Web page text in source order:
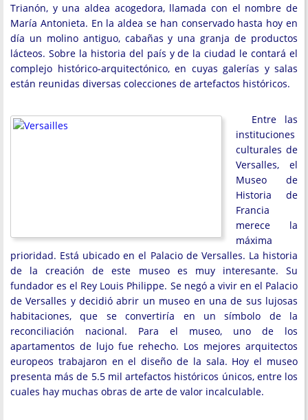
Trianón, y una aldea acogedora, llamada con el nombre de
María Antonieta. En la aldea se han conservado hasta hoy en
día un molino antiguo, cabañas y una granja de productos
lácteos. Sobre la historia del país y de la ciudad le contará el
complejo histórico-arquitectónico, en cuyas galerías y salas
están reunidas diversas colecciones de artefactos históricos.
Entre las
instituciones
culturales de
Versalles, el
Museo de
Historia de
Francia
merece la
máxima
prioridad. Está ubicado en el Palacio de Versalles. La historia
de la creación de este museo es muy interesante. Su
fundador es el Rey Louis Philippe. Se negó a vivir en el Palacio
de Versalles y decidió abrir un museo en una de sus lujosas
habitaciones, que se convertiría en un símbolo de la
reconciliación nacional. Para el museo, uno de los
apartamentos de lujo fue rehecho. Los mejores arquitectos
europeos trabajaron en el diseño de la sala. Hoy el museo
presenta más de 5.5 mil artefactos históricos únicos, entre los
cuales hay muchas obras de arte de valor incalculable.